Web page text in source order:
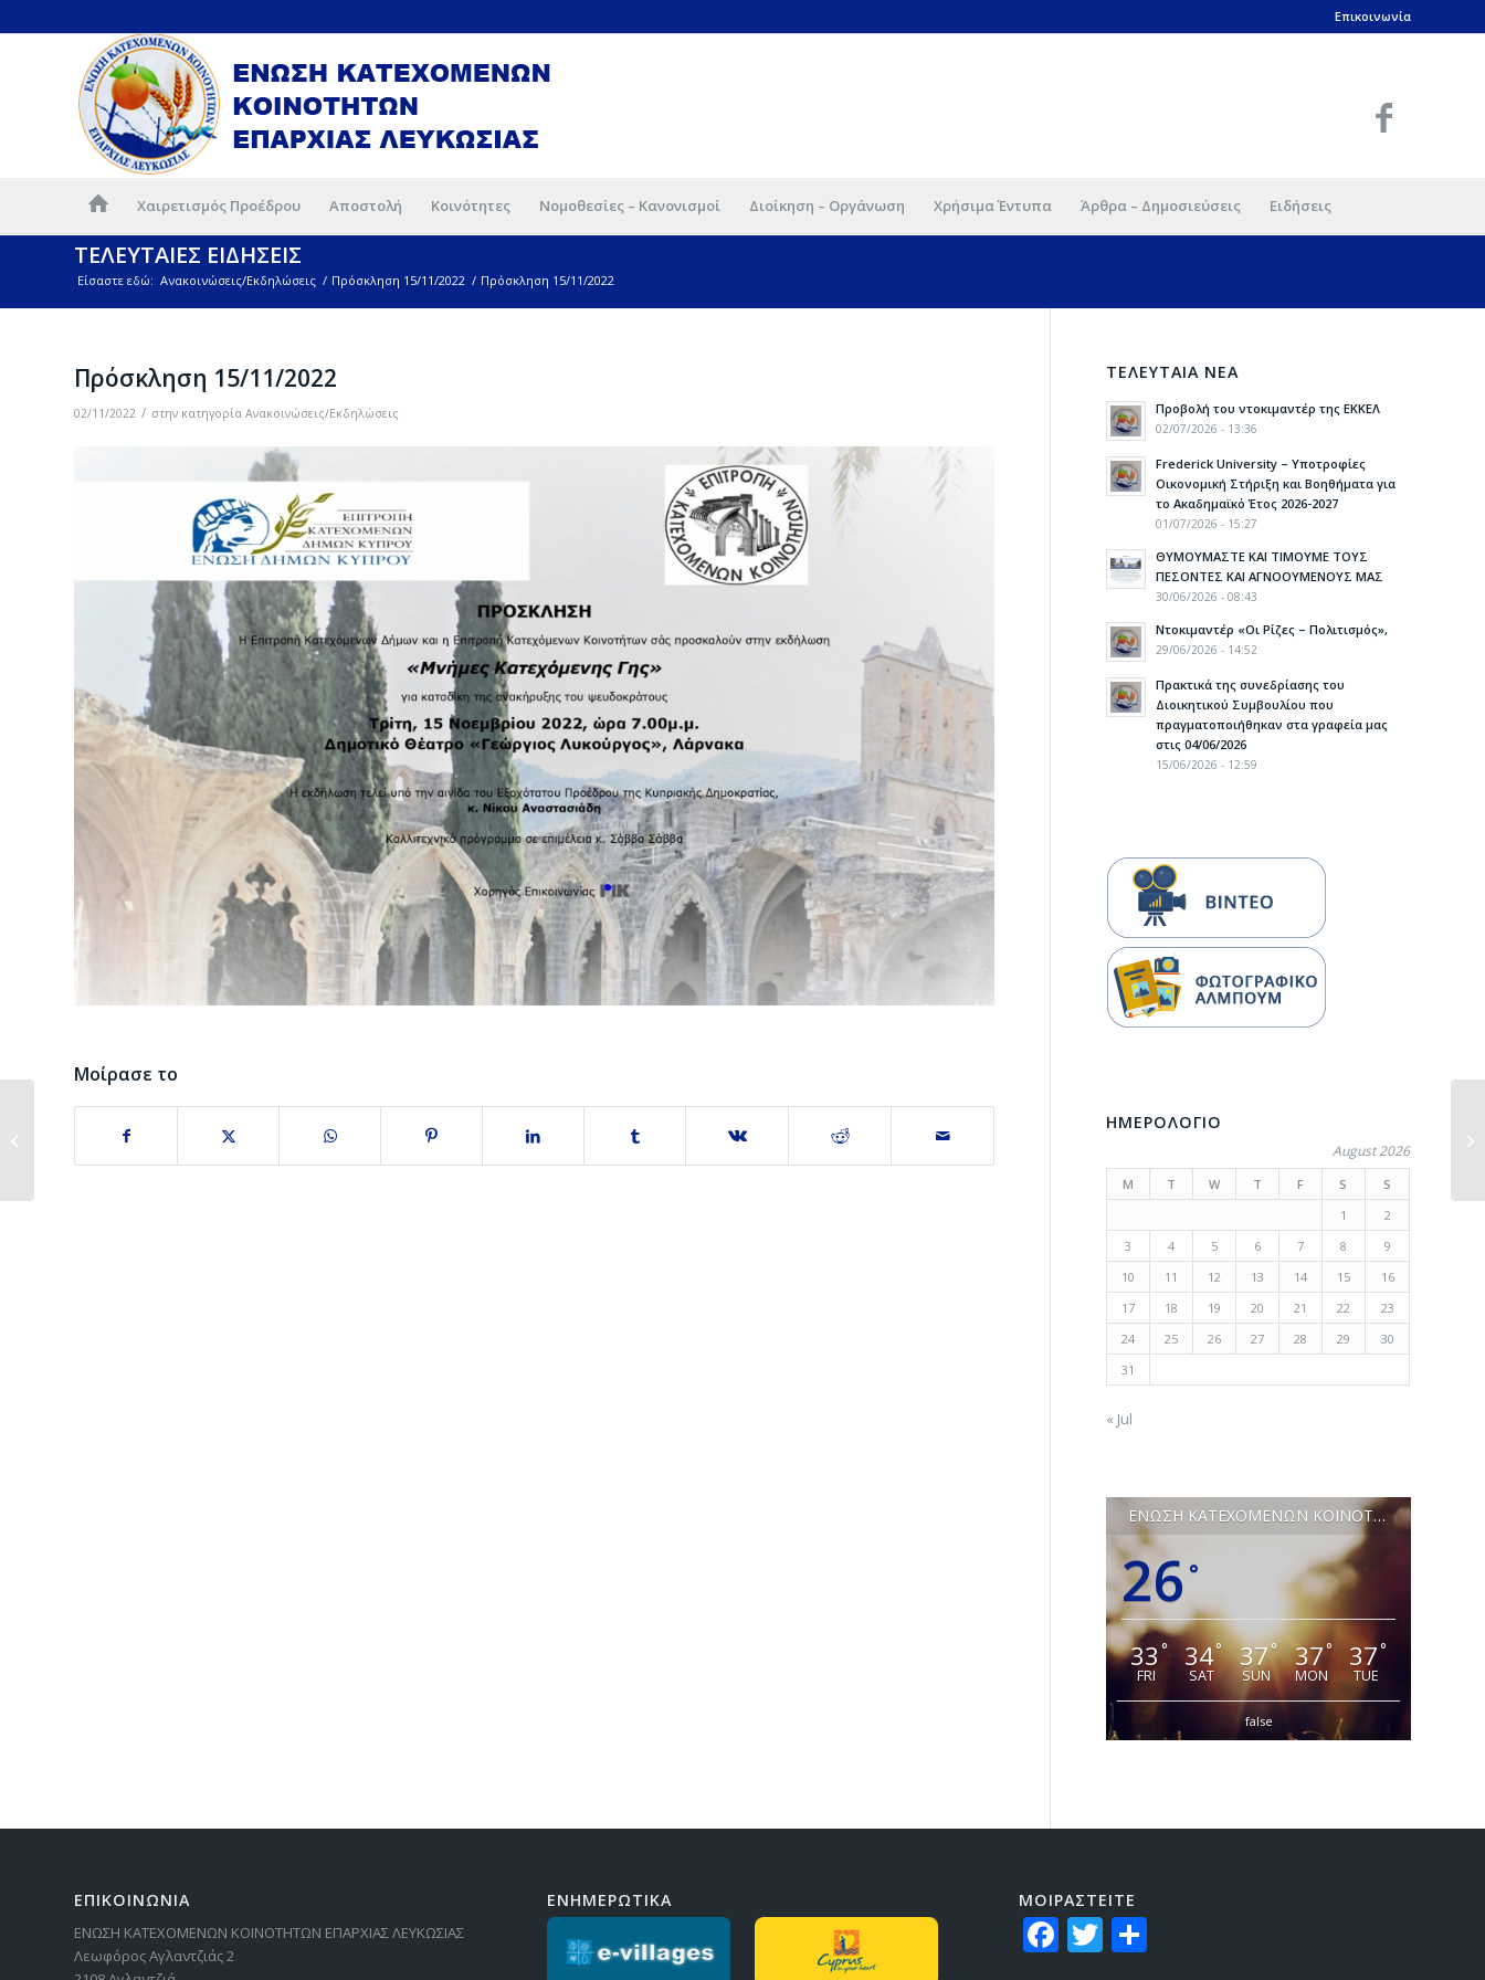
Επικοινωνία
Χαιρετισμός Προέδρου Αποστολή Κοινότητες Νομοθεσίες – Κανονισμοί Διοίκηση – Οργάνωση Χρήσιμα Έντυπα Άρθρα – Δημοσιεύσεις Ειδήσεις
ΤΕΛΕΥΤΑΙΕΣ ΕΙΔΗΣΕΙΣ
Είσαστε εδώ: Ανακοινώσεις/Εκδηλώσεις / Πρόσκληση 15/11/2022 / Πρόσκληση 15/11/2022
Πρόσκληση 15/11/2022
02/11/2022 / στην κατηγορία Ανακοινώσεις/Εκδηλώσεις
Μοίρασε το
ΤΕΛΕΥΤΑΙΑ ΝΕΑ
Προβολή του ντοκιμαντέρ της ΕΚΚΕΛ
02/07/2026 - 13:36
Frederick University – Υποτροφίες
Οικονομική Στήριξη και Βοηθήματα για
το Ακαδημαϊκό Έτος 2026-2027
01/07/2026 - 15:27
ΘΥΜΟΥΜΑΣΤΕ ΚΑΙ ΤΙΜΟΥΜΕ ΤΟΥΣ
ΠΕΣΟΝΤΕΣ ΚΑΙ ΑΓΝΟΟΥΜΕΝΟΥΣ ΜΑΣ
30/06/2026 - 08:43
Ντοκιμαντέρ «Οι Ρίζες – Πολιτισμός»,
29/06/2026 - 14:52
Πρακτικά της συνεδρίασης του
Διοικητικού Συμβουλίου που
πραγματοποιήθηκαν στα γραφεία μας
στις 04/06/2026
15/06/2026 - 12:59
ΗΜΕΡΟΛΟΓΙΟ
August 2026
M T W T F S
S
1
2
3
4 5 6 7 8
9
10
11 12 13 14 15
16
17
18 19 20 21 22
23
24
25 26 27 28 29
30
31
« Jul
ΕΝΩΣΗ ΚΑΤΕΧΟΜΕΝΩΝ ΚΟΙΝΟΤΗΤΩΝ ΛΕΥΚΩΣΙΑΣ
26 °
33 °
FRI
34°
SAT
37°
SUN
37°
MON
37°
TUE
false
ΕΠΙΚΟΙΝΩΝΙΑ
ΕΝΩΣΗ ΚΑΤΕΧΟΜΕΝΩΝ ΚΟΙΝΟΤΗΤΩΝ ΕΠΑΡΧΙΑΣ ΛΕΥΚΩΣΙΑΣ
Λεωφόρος Αγλαντζιάς 2
ΕΝΗΜΕΡΩΤΙΚΑ ΜΟΙΡΑΣTEITE
Facebook
Twitter